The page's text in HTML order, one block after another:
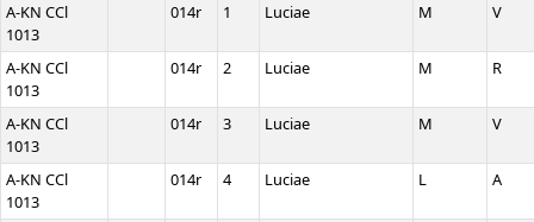
A-KN CCl
1013
014r 1 Luciae M V
A-KN CCl
1013
014r 2 Luciae M R
A-KN CCl
1013
014r 3 Luciae M V
A-KN CCl
1013
014r 4 Luciae L A